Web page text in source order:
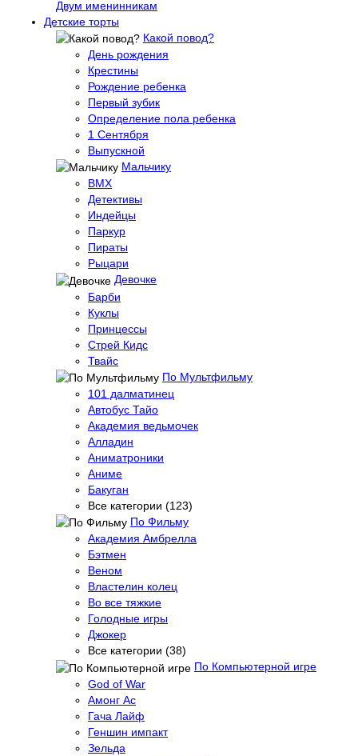
Двум именинникам
Детские торты
Какой повод?
День рождения
Крестины
Рождение ребенка
Первый зубик
Определение пола ребенка
1 Сентября
Выпускной
Мальчику
BMX
Детективы
Индейцы
Паркур
Пираты
Рыцари
Девочке
Барби
Куклы
Принцессы
Стрей Кидс
Твайс
По Мультфильму
101 далматинец
Автобус Тайо
Академия ведьмочек
Алладин
Аниматроники
Аниме
Бакуган
Все категории (123)
По Фильму
Академия Амбрелла
Бэтмен
Веном
Властелин колец
Во все тяжкие
Голодные игры
Джокер
Все категории (38)
По Компьютерной игре
God of War
Амонг Ас
Гача Лайф
Геншин импакт
Зельда